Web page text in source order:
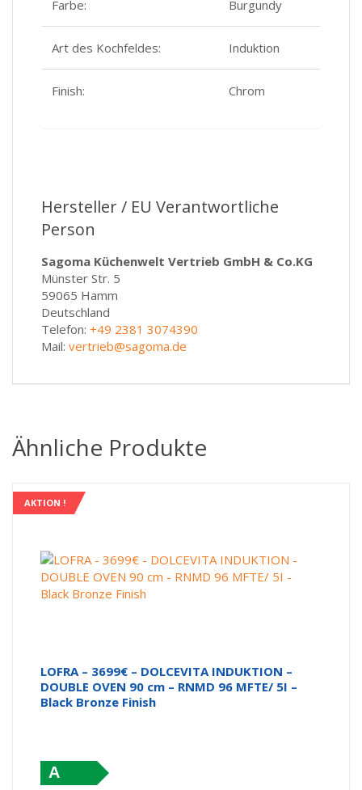
Farbe: Burgundy
Art des Kochfeldes: Induktion
Finish: Chrom
Hersteller / EU Verantwortliche
Person
Sagoma Küchenwelt Vertrieb GmbH & Co.KG
Münster Str. 5
59065 Hamm
Deutschland
Telefon: +49 2381 3074390
Mail: vertrieb@sagoma.de
Ähnliche Produkte
AKTION !
LOFRA – 3699€ – DOLCEVITA INDUKTION –
DOUBLE OVEN 90 cm – RNMD 96 MFTE/ 5I –
Black Bronze Finish
A